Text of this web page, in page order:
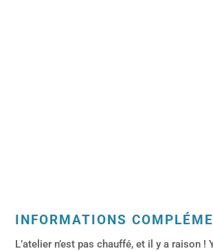
INFORMATIONS
L’atelier n’est pas chauffé, et il y a raison !